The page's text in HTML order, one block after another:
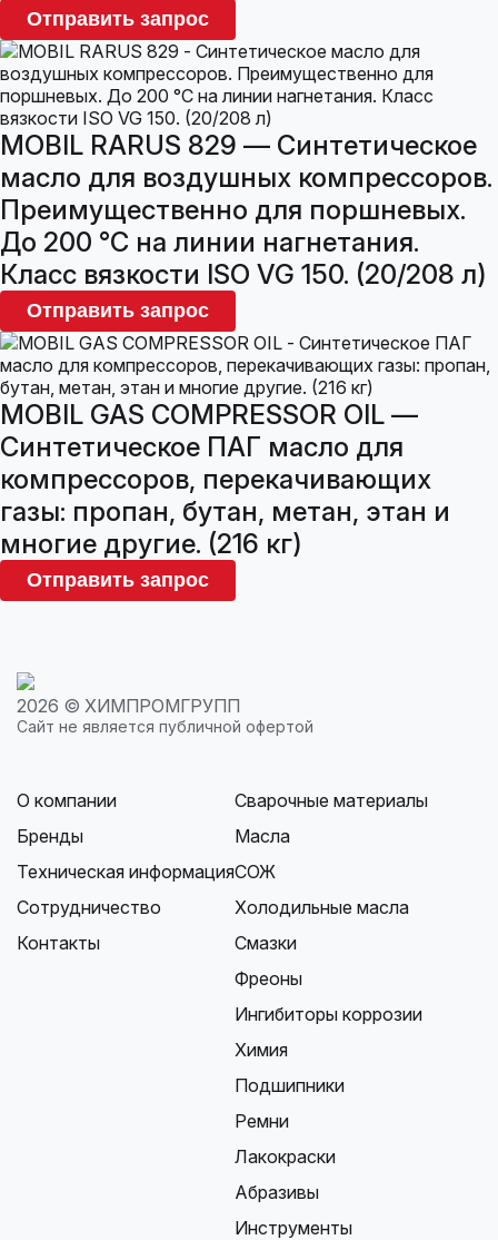
Отправить запрос
MOBIL RARUS 829 — Синтетическое
масло для воздушных компрессоров.
Преимущественно для поршневых.
До 200 °С на линии нагнетания.
Класс вязкости ISO VG 150. (20/208 л)
Отправить запрос
MOBIL GAS COMPRESSOR OIL —
Синтетическое ПАГ масло для
компрессоров, перекачивающих
газы: пропан, бутан, метан, этан и
многие другие. (216 кг)
Отправить запрос
2026 © ХИМПРОМГРУПП
Сайт не является публичной офертой
О компании
Бренды
Техническая информация
Сотрудничество
Контакты
Сварочные материалы
Масла
СОЖ
Холодильные масла
Смазки
Фреоны
Ингибиторы коррозии
Химия
Подшипники
Ремни
Лакокраски
Абразивы
Инструменты